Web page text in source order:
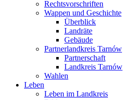
Rechtsvorschriften
Wappen und Geschichte
Überblick
Landräte
Gebäude
Partnerlandkreis Tarnów
Partnerschaft
Landkreis Tarnów
Wahlen
Leben
Leben im Landkreis